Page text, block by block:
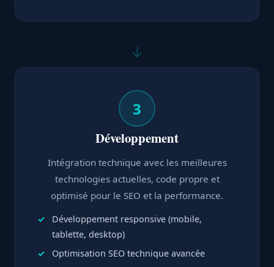
↓
3
Développement
Intégration technique avec les meilleures
technologies actuelles, code propre et
optimisé pour le SEO et la performance.
Développement responsive (mobile,
tablette, desktop)
Optimisation SEO technique avancée